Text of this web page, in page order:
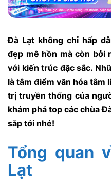
Đà Lạt không chỉ hấp
đẹp mê hồn mà còn bởi
với kiến trúc đặc sắc.
là tâm điểm văn hóa tâm
trị truyền thống của
khám phá top các chùa
sắp tới nhé!
Tổng quan
Lạt